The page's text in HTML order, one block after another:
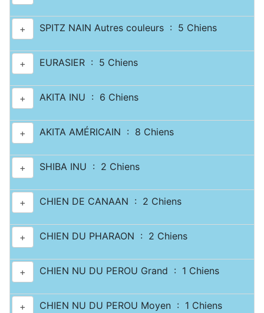
+ SPITZ NAIN Autres couleurs : 5 Chiens
+ EURASIER : 5 Chiens
+ AKITA INU : 6 Chiens
+ AKITA AMÉRICAIN : 8 Chiens
+ SHIBA INU : 2 Chiens
+ CHIEN DE CANAAN : 2 Chiens
+ CHIEN DU PHARAON : 2 Chiens
+ CHIEN NU DU PEROU Grand : 1 Chiens
+ CHIEN NU DU PEROU Moyen : 1 Chiens